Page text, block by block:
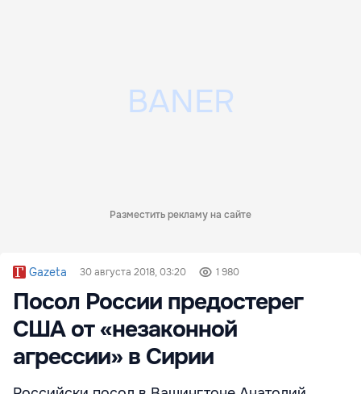
Разместить рекламу на сайте
Gazeta 30 августа 2018, 03:20 1 980
Посол России предостерег
США от «незаконной
агрессии» в Сирии